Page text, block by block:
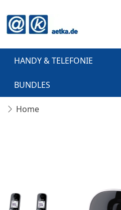
HANDY & TELEFONIE
BUNDLES
Home